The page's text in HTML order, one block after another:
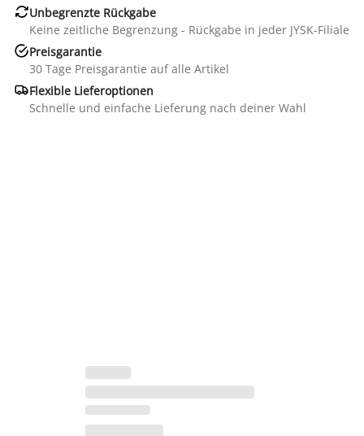
Unbegrenzte Rückgabe
Keine zeitliche Begrenzung - Rückgabe in jeder JYSK-Filiale
Preisgarantie
30 Tage Preisgarantie auf alle Artikel
Flexible Lieferoptionen
Schnelle und einfache Lieferung nach deiner Wahl